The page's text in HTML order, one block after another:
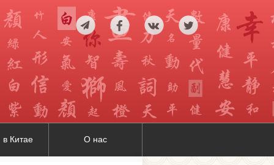
в Китае О нас